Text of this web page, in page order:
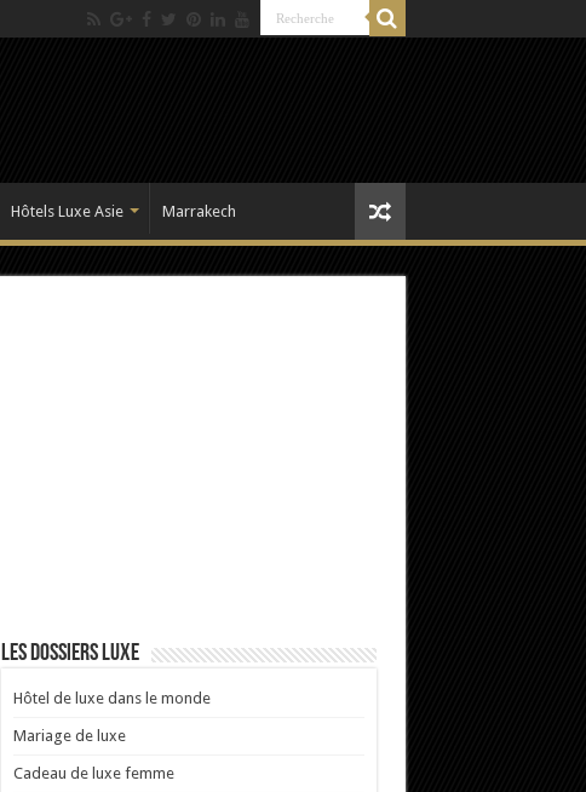
Hôtels Luxe Asie Marrakech
Les dossiers luxe
Hôtel de luxe dans le monde
Mariage de luxe
Cadeau de luxe femme